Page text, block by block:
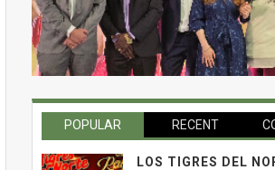
POPULAR RECENT
LOS TIGRES DEL